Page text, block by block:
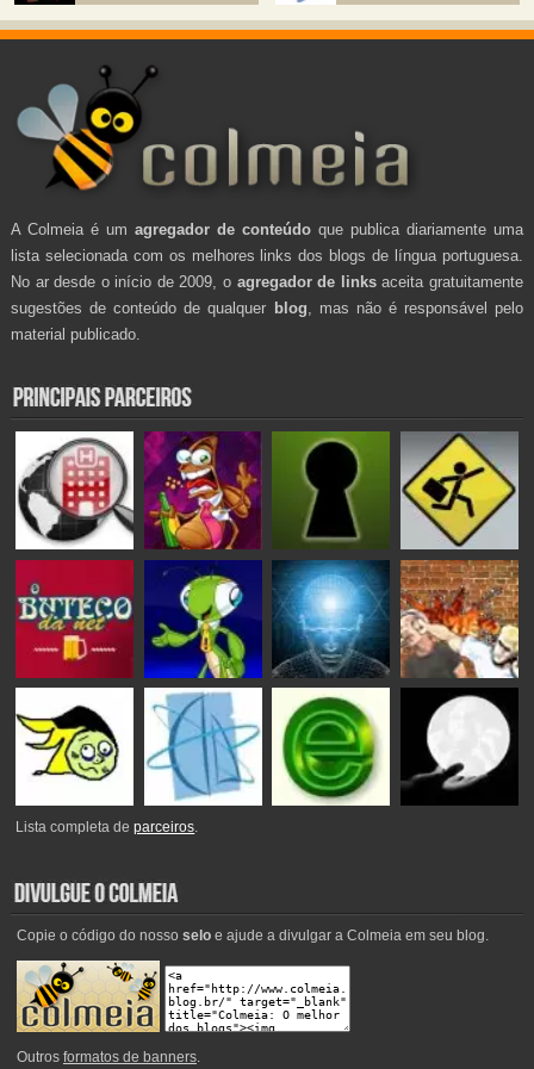
A Colmeia é um agregador de conteúdo que publica diariamente uma
lista selecionada com os melhores links dos blogs de língua portuguesa.
No ar desde o início de 2009, o agregador de linksaceita gratuitamente
sugestões de conteúdo de qualquer blog , mas não é responsável pelo
material publicado.
Lista completa deparceiros.
Copie o código do nosso seloe ajude a divulgar a Colmeia em seu blog.
Outros formatos de banners.